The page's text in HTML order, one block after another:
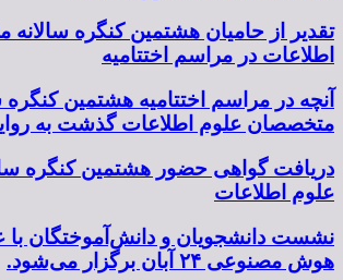
تقدیر از حامیان هشتمین کنگره
اطلاعات در مراسم اختتامیه
آنچه در مراسم اختتامیه هشتمین کنگره
متخصصان علوم اطلاعات گذشت به
دریافت گواهی حضور هشتمین کنگره
علوم اطلاعات
نشست دانشجویان و دانش‌آموختگان با
هوش مصنوعی ۲۴ آبان برگزار می‌شود.